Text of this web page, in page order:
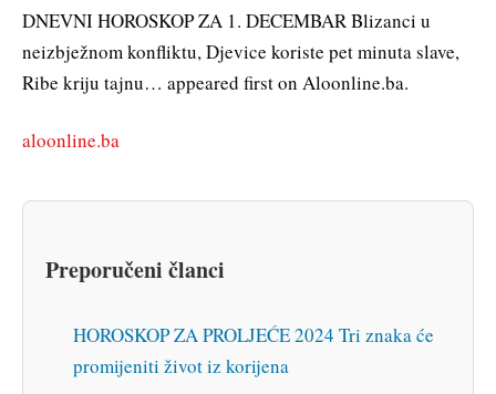
DNEVNI HOROSKOP ZA 1. DECEMBAR Blizanci u
neizbježnom konfliktu, Djevice koriste pet minuta slave,
Ribe kriju tajnu… appeared first on Aloonline.ba.
aloonline.ba
Preporučeni članci
HOROSKOP ZA PROLJEĆE 2024 Tri znaka će
promijeniti život iz korijena